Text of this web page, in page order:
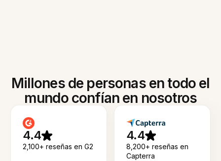
Millones de personas en todo el
mundo confían en nosotros
4.4
2,100+ reseñas en G2
4.4
8,200+ reseñas en
Capterra